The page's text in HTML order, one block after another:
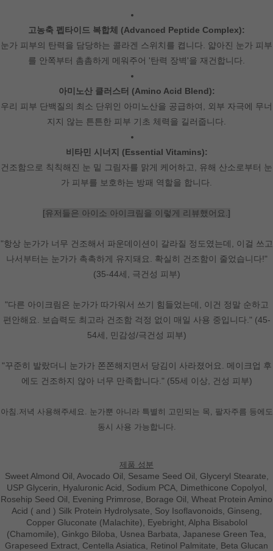
고농축 펩타이드 복합체 (Advanced Peptide Complex):
눈가 피부의 탄력을 담당하는 콜라겐 스위치를 켭니다. 얇아진 눈가 피부
를 안쪽부터 촘촘하게 메워주어 '탄력 장벽'을 재건합니다.
아미노산 클러스터 (Amino Acid Blend):
우리 피부 단백질의 최소 단위인 아미노산을 공급하여, 외부 자극에 무너
지지 않는 튼튼한 피부 기초 체력을 길러줍니다.
비타민 시너지 (Essential Vitamins):
건조함으로 칙칙해진 눈 밑 그림자를 맑게 케어하고, 유해 산소로부터 눈
가 피부를 보호하는 방패 역할을 합니다.
[유저들은 아이소 아이크림을 이렇게 리뷰했어요.]
"항상 눈가가 너무 건조해서 파운데이션이 갈라질 정도였는데, 이걸 쓰고
나서부터는 눈가가 촉촉하게 유지돼요. 확실히 건조함이 줄었습니다!"
(35-44세, 극건성 피부)
"다른 아이크림은 눈가가 따가워서 쓰기 힘들었는데, 이건 정말 순하고
편안해요. 보습력도 최고라 건조함 걱정 없이 매일 사용 중입니다." (45-
54세, 민감성/극건성 피부)
"꾸준히 발랐더니 눈가가 쫀쫀해지면서 당김이 사라졌어요. 메이크업 후
에도 건조하지 않아 너무 만족합니다." (55세 이상, 건성 피부)
아침.저녁 사용해주세요. 눈가뿐 아니라 특별히 고민되는 목, 팔자주름 등에도
동시 사용 가능합니다.
제품 성분
Sweet Almond Oil, Avocado Oil, Sesame Seed Oil, Glyceryl Stearate,
USP Glycerin, Hyaluronic Acid, Sodium PCA, Dimethicone Copolyol,
Rosehip Seed Oil, Evening Primrose, Borage Oil, Wheat Protein Amino
Acid ( and ) Silk Protein Hydrolysate, Soy Isoflavonoids, Ginseng,
Copper Gluconate (Malachite), Eyebright, Alpha Bisabolol
(Chamomile), Ginkgo Biloba, Usnea Barbata, Japanese Green Tea,
Grapeseed Extract, Centella Asiatica, Retinol Palmitate, Beta Glucan